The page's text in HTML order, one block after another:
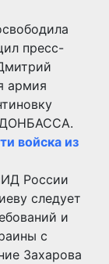
пресс-
армия
ДОНБАССА.
войска из
России
следует
и
с
Захарова